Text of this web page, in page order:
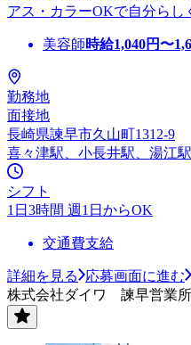
アス・カラーOKで自分らし
美容師時給1,040円〜
勤務地
面接地
長崎県諫早市久山町1312-9
喜々津駅、小長井駅、湯江駅
シフト
1日3時間 週1日からOK
交通費支給
詳細を見る
応募画面に進む
株式会社ダイワ 諫早営業